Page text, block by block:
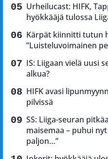
Urheilucast: HIFK,
hyökkääjä tulossa
Kärpät kiinnitti tutun
”Luisteluvoimainen
IS: Liigaan vielä uusi
alkua?
HIFK avasi
pilvissä
SS: Liiga-seuran
maisemaa – puhui
paljon…”